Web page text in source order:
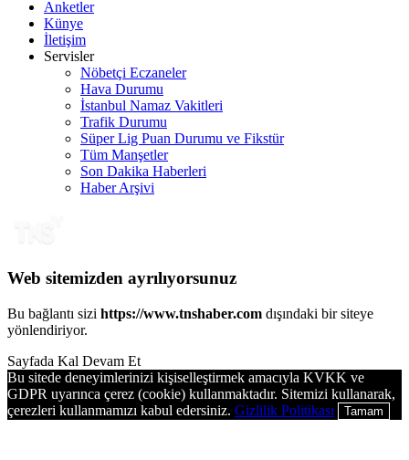
Anketler
Künye
İletişim
Servisler
Nöbetçi Eczaneler
Hava Durumu
İstanbul Namaz Vakitleri
Trafik Durumu
Süper Lig Puan Durumu ve Fikstür
Tüm Manşetler
Son Dakika Haberleri
Haber Arşivi
Web sitemizden ayrılıyorsunuz
Bu bağlantı sizi https://www.tnshaber.com dışındaki bir siteye
yönlendiriyor.
Sayfada Kal Devam Et
Bu sitede deneyimlerinizi kişiselleştirmek amacıyla KVKK ve
GDPR uyarınca çerez (cookie) kullanmaktadır. Sitemizi kullanarak,
çerezleri kullanmamızı kabul edersiniz. Gizlilik Politikası Tamam